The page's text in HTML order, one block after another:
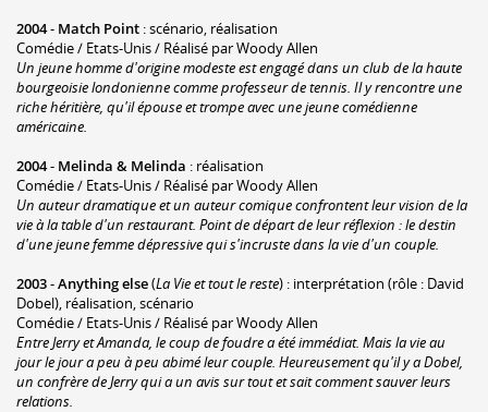
2004- Match Point : scénario, réalisation
Comédie / Etats-Unis / Réalisé par Woody Allen
Un jeune homme d'origine modeste est engagé dans un club de la haute
bourgeoisie londonienne comme professeur de tennis. Il y rencontre une
riche héritière, qu'il épouse et trompe avec une jeune comédienne
américaine.
2004- Melinda & Melinda : réalisation
Comédie / Etats-Unis / Réalisé par Woody Allen
Un auteur dramatique et un auteur comique confrontent leur vision de la
vie à la table d'un restaurant. Point de départ de leur réflexion : le destin
d'une jeune femme dépressive qui s'incruste dans la vie d'un couple.
2003-Anything else(La Vie et tout le reste) : interprétation (rôle : David
Dobel), réalisation, scénario
Comédie / Etats-Unis / Réalisé par Woody Allen
Entre Jerry et Amanda, le coup de foudre a été immédiat. Mais la vie au
jour le jour a peu à peu abimé leur couple. Heureusement qu'il y a Dobel,
un confrère de Jerry qui a un avis sur tout et sait comment sauver leurs
relations.